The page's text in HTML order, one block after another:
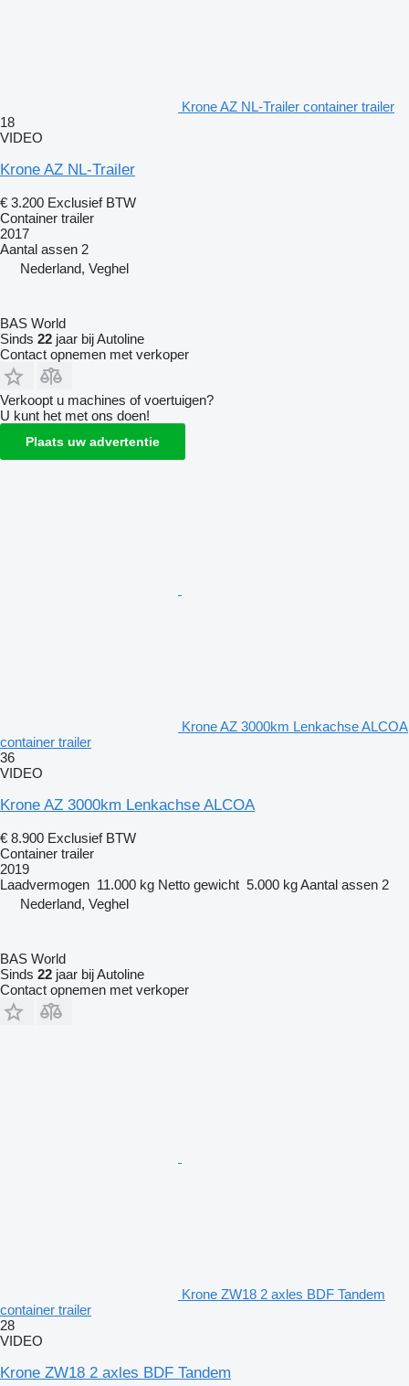
Krone AZ NL-Trailer container trailer
18
VIDEO
Krone AZ NL-Trailer
€ 3.200 Exclusief BTW
Container trailer
2017
Aantal assen 2
Nederland, Veghel
BAS World
Sinds 22 jaar bij Autoline
Contact opnemen met verkoper
Verkoopt u machines of voertuigen?
U kunt het met ons doen!
Plaats uw advertentie
Krone AZ 3000km Lenkachse ALCOA
container trailer
36
VIDEO
Krone AZ 3000km Lenkachse ALCOA
€ 8.900 Exclusief BTW
Container trailer
2019
Laadvermogen 11.000 kg Netto gewicht 5.000 kgAantal assen 2
Nederland, Veghel
BAS World
Sinds 22 jaar bij Autoline
Contact opnemen met verkoper
Krone ZW18 2 axles BDF Tandem
container trailer
28
VIDEO
Krone ZW18 2 axles BDF Tandem